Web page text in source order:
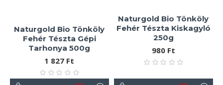
Naturgold Bio Tönköly
Fehér Tészta Gépi
Tarhonya 500g
1 827 Ft
Naturgold Bio Tönköly
Fehér Tészta Kiskagyló
250g
980 Ft